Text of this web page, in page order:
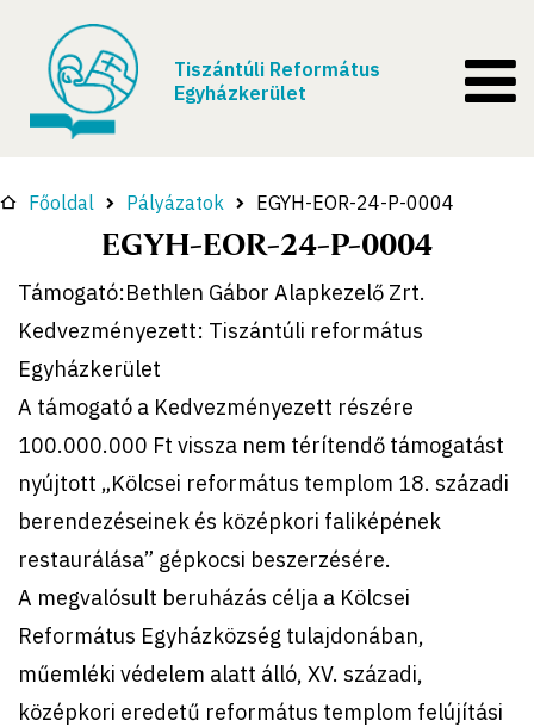
Tiszántúli Református
Egyházkerület
Főoldal Pályázatok EGYH-EOR-24-P-0004
EGYH-EOR-24-P-0004
Támogató:Bethlen Gábor Alapkezelő Zrt.
Kedvezményezett: Tiszántúli református
Egyházkerület
A támogató a Kedvezményezett részére
100.000.000 Ft vissza nem térítendő támogatást
nyújtott „Kölcsei református templom 18. századi
berendezéseinek és középkori faliképének
restaurálása” gépkocsi beszerzésére.
A megvalósult beruházás célja a Kölcsei
Református Egyházközség tulajdonában,
műemléki védelem alatt álló, XV. századi,
középkori eredetű református templom felújítási